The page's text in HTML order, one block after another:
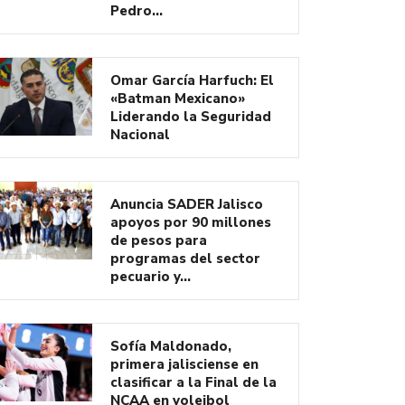
Pedro…
Omar García Harfuch: El
«Batman Mexicano»
Liderando la Seguridad
Nacional
Anuncia SADER Jalisco
apoyos por 90 millones
de pesos para
programas del sector
pecuario y…
Sofía Maldonado,
primera jalisciense en
clasificar a la Final de la
NCAA en voleibol